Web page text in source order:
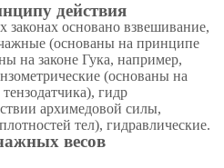
действия
законах основано взвешивание,
(основаны на принципе
на законе Гука, например,
(основаны на
гидр
архимедовой силы,
тел), гидравлические.
весов